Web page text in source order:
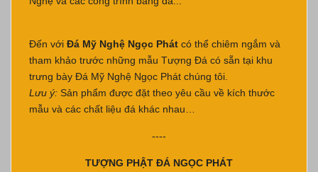
Đến với Đá Mỹ Nghệ Ngọc Phát có thể chiêm ngắm và
tham khảo trước những mẫu Tượng Đá có sẵn tại khu
trưng bày Đá Mỹ Nghệ Ngọc Phát chúng tôi.
Lưu ý: Sản phẩm được đặt theo yêu cầu về kích thước
mẫu và các chất liệu đá khác nhau…
----
TƯỢNG PHẬT ĐÁ NGỌC PHÁT